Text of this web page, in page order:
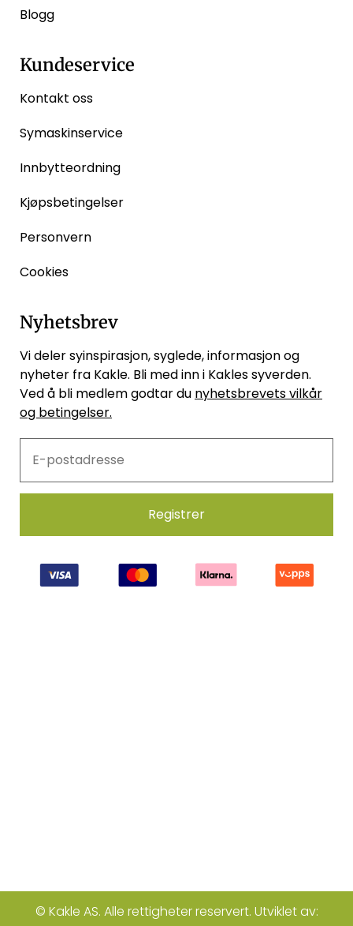
Blogg
Kundeservice
Kontakt oss
Symaskinservice
Innbytteordning
Kjøpsbetingelser
Personvern
Cookies
Nyhetsbrev
Vi deler syinspirasjon, syglede, informasjon og
nyheter fra Kakle. Bli med inn i Kakles syverden.
Ved å bli medlem godtar du nyhetsbrevets vilkår
og betingelser.
© Kakle AS. Alle rettigheter reservert. Utviklet av: